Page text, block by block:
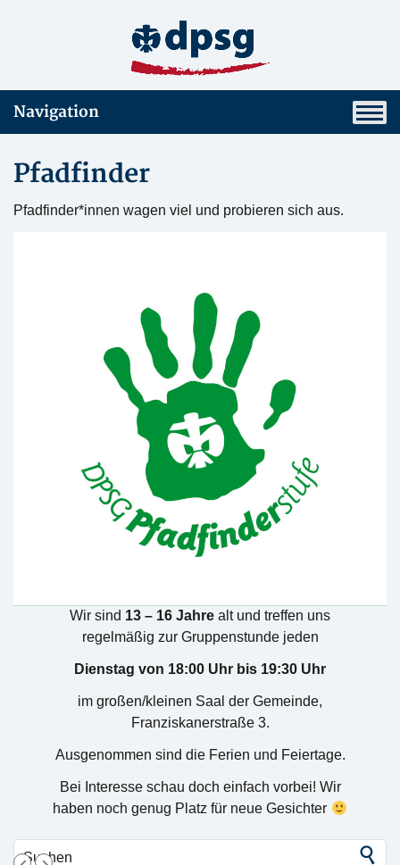
Navigation
Pfadfinder
Pfadfinder*innen wagen viel und probieren sich aus.
Wir sind 13 – 16 Jahre alt und treffen uns
regelmäßig zur Gruppenstunde jeden
Dienstag von 18:00 Uhr bis 19:30 Uhr
im großen/kleinen Saal der Gemeinde,
Franziskanerstraße 3.
Ausgenommen sind die Ferien und Feiertage.
Bei Interesse schau doch einfach vorbei! Wir
haben noch genug Platz für neue Gesichter